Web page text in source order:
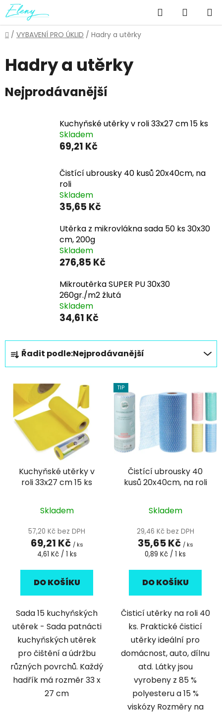
Přejít
na
obsah
Hledat
KOŠÍK
Domů
/ VYBAVENÍ PRO ÚKLID / Hadry a utěrky
Hadry a utěrky
Nejprodávanější
Kuchyňské utěrky v roli 33x27 cm 15 ks
Skladem
69,21 Kč
Čistící ubrousky 40 kusů 20x40cm, na
roli
Skladem
35,65 Kč
Utěrka z mikrovlákna sada 50 ks 30x30
cm, 200g
Skladem
276,85 Kč
Mikroutěrka SUPER PU 30x30
260gr./m2 žlutá
Skladem
34,61 Kč
Ř
a
z
Řadit podle:Nejprodávanější
V
Kuchyňské utěrky v
roli 33x27 cm 15 ks
Skladem
57,20 Kč bez DPH
69,21 Kč / ks
Měrná
4,61 Kč / 1 ks
DO KOŠÍKU
Sada 15 kuchyňských
utěrek - Sada patnácti
kuchyňských utěrek
pro čištění a údržbu
různých povrchů. Každý
hadřík má rozměr 33 x
27 cm
TIP
Čistící ubrousky 40
kusů 20x40cm, na roli
Skladem
29,46 Kč bez DPH
35,65 Kč / ks
Měrná
0,89 Kč / 1 ks
DO KOŠÍKU
Čisticí utěrky na roli 40
ks. Praktické čisticí
utěrky ideální pro
domácnost, auto, dílnu
atd. Látky jsou
vyrobeny z 85 %
polyesteru a 15 %
viskózy Rozměry na